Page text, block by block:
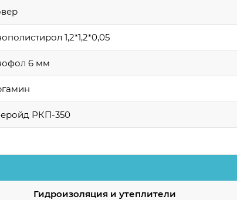
1,2*1,2*0,05
6 мм
РКП-350
Гидроизоляция и утеплители